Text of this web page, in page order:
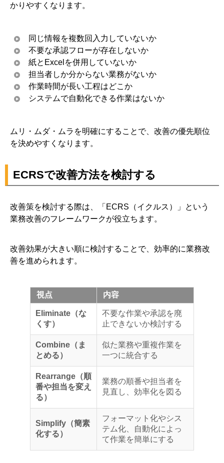
かりやすくなります。
同じ情報を複数回入力していないか
不要な承認フローが存在しないか
紙とExcelを併用していないか
担当者しか分からない業務がないか
作業時間が長い工程はどこか
システムで自動化できる作業はないか
ムリ・ムダ・ムラを明確にすることで、改善の優先順位
を決めやすくなります。
ECRSで改善方法を検討する
改善策を検討する際は、「ECRS（イクルス）」という
業務改善のフレームワークが役立ちます。
改善効果が大きい順に検討することで、効率的に業務改
善を進められます。
視点 内容
Eliminate（な
くす）
不要な作業や承認を廃
止できないか検討する
Combine（ま
とめる）
似た業務や重複作業を
一つに統合する
Rearrange（順
番や担当を変え
る）
業務の順番や担当者を
見直し、効率化を図る
Simplify（簡素
化する）
フォーマット化やシス
テム化、自動化によっ
て作業を簡単にする